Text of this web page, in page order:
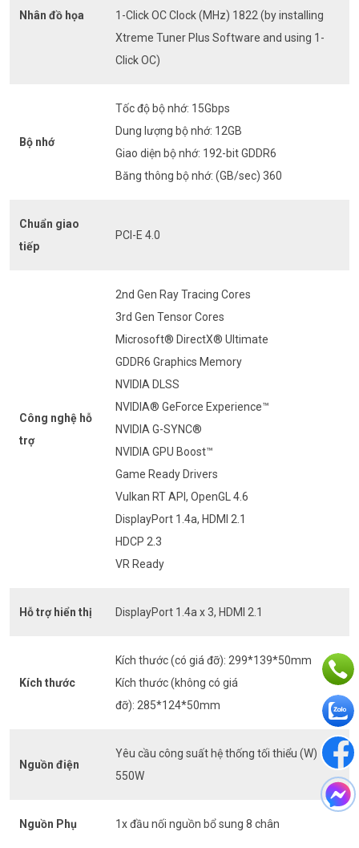
Nhân đồ họa
1-Click OC Clock (MHz) 1822 (by installing
Xtreme Tuner Plus Software and using 1-
Click OC)
Bộ nhớ
Tốc độ bộ nhớ: 15Gbps
Dung lượng bộ nhớ: 12GB
Giao diện bộ nhớ: 192-bit GDDR6
Băng thông bộ nhớ: (GB/sec) 360
Chuẩn giao
tiếp
PCI-E 4.0
Công nghệ hỗ
trợ
2nd Gen Ray Tracing Cores
3rd Gen Tensor Cores
Microsoft® DirectX® Ultimate
GDDR6 Graphics Memory
NVIDIA DLSS
NVIDIA® GeForce Experience™
NVIDIA G-SYNC®
NVIDIA GPU Boost™
Game Ready Drivers
Vulkan RT API, OpenGL 4.6
DisplayPort 1.4a, HDMI 2.1
HDCP 2.3
VR Ready
Hỗ trợ hiển thị DisplayPort 1.4a x 3, HDMI 2.1
Kích thước
Kích thước (có giá đỡ): 299*139*50mm
Kích thước (không có giá
đỡ): 285*124*50mm
Nguồn điện
Yêu cầu công suất hệ thống tối thiểu (W)
550W
Nguồn Phụ 1x đầu nối nguồn bổ sung 8 chân